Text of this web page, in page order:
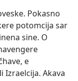
Pokasno
potomcija sar
sine. O
e
Izraelcija. Akava